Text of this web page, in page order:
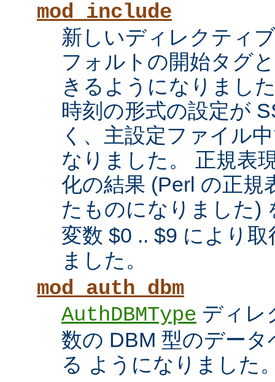
mod_include
新しいディレクティ
フォルトの開始タグ
きるようになりまし
時刻の形式の設定が
く、主設定ファイル
なりました。 正規表
化の結果 (Perl の正規
たものになりました)
変数 $0 .. $9 により
ました。
mod_auth_dbm
AuthDBMType ディレ
数の DBM 型のデー
る ようになりました